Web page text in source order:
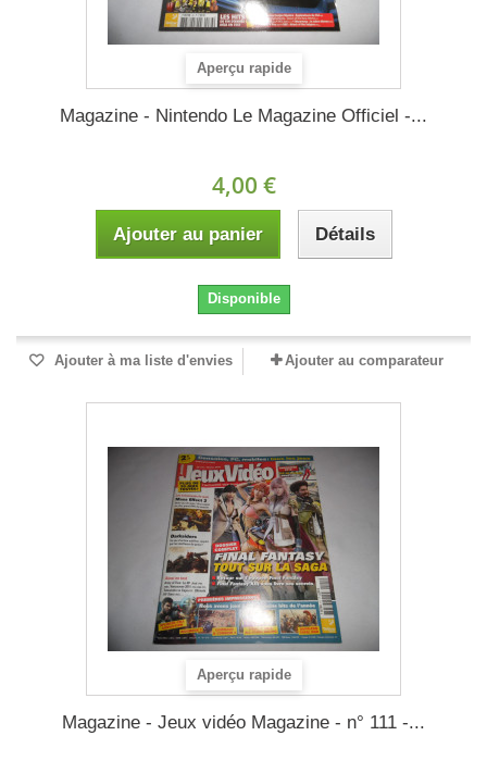
Aperçu rapide
Magazine - Nintendo Le Magazine Officiel -...
4,00 €
Ajouter au panier Détails
Disponible
Ajouter à ma liste d'envies Ajouter au comparateur
Aperçu rapide
Magazine - Jeux vidéo Magazine - n° 111 -...